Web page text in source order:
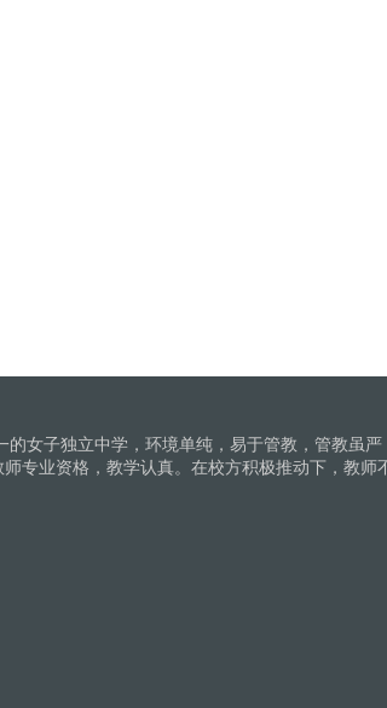
女子独立中学，环境单纯，易于管教，管教虽
专业资格，教学认真。在校方积极推动下，教